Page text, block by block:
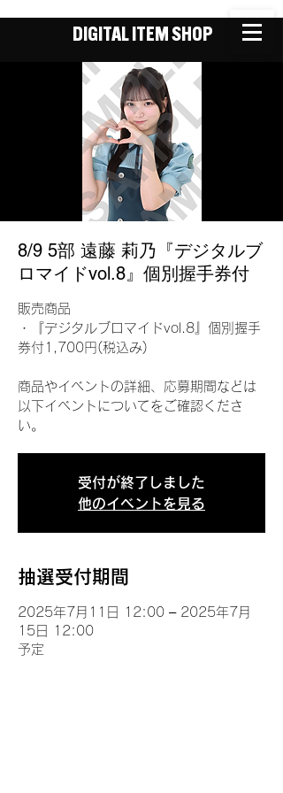
DIGITAL ITEM SHOP
8/9 5部 遠藤 莉乃『デジタルブ
ロマイドvol.8』個別握手券付
販売商品
・『デジタルブロマイドvol.8』個別握手
券付1,700円(税込み)
商品やイベントの詳細、応募期間などは
以下イベントについてをご確認くださ
い。
受付が終了しました
他のイベントを見る
抽選受付期間
2025年7月11日 12:00 – 2025年7月
15日 12:00
予定